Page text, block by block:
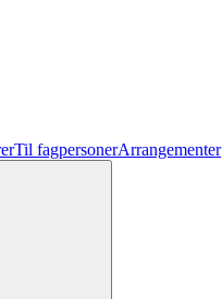
Til fagpersonerArrangementer